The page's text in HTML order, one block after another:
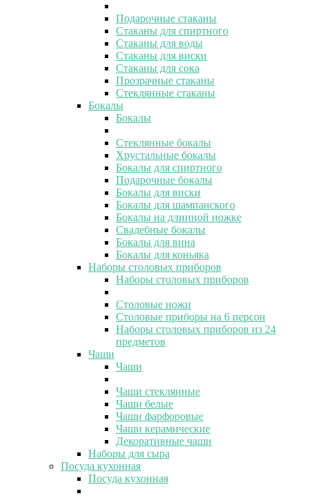
Подарочные стаканы
Стаканы для спиртного
Стаканы для воды
Стаканы для виски
Стаканы для сока
Прозрачные стаканы
Стеклянные стаканы
Бокалы
Бокалы
Стеклянные бокалы
Хрустальные бокалы
Бокалы для спиртного
Подарочные бокалы
Бокалы для виски
Бокалы для шампанского
Бокалы на длинной ножке
Свадебные бокалы
Бокалы для вина
Бокалы для коньяка
Наборы столовых приборов
Наборы столовых приборов
Столовые ножи
Столовые приборы на 6 персон
Наборы столовых приборов из 24
предметов
Чаши
Чаши
Чаши стеклянные
Чаши белые
Чаши фарфоровые
Чаши керамические
Декоративные чаши
Наборы для сыра
Посуда кухонная
Посуда кухонная